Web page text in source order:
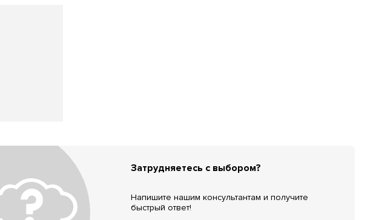
Затрудняетесь с выбором?
Напишите нашим консультантам и получите
быстрый ответ!